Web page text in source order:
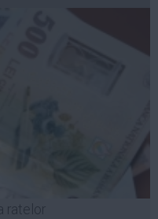
ratelor